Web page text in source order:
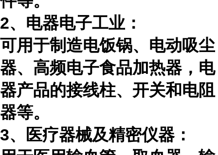
2、电器电子工业：
可用于制造电饭锅、电动吸尘
器、高频电子食品加热器，电
器产品的接线柱、开关和电阻
器等。
3、医疗器械及精密仪器：